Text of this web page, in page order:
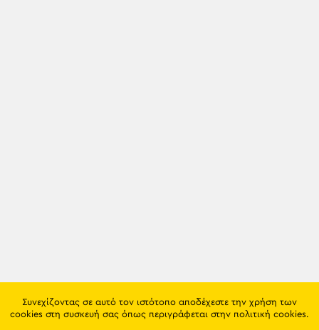
Συνεχίζοντας σε αυτό τον ιστότοπο αποδέχεστε την χρήση των
cookies στη συσκευή σας όπως περιγράφεται στην πολιτική cookies.